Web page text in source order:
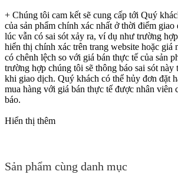
+ Chúng tôi cam kết sẽ cung cấp tới Quý
của sản phẩm chính xác nhất ở thời điểm
lúc vẫn có sai sót xảy ra, ví dụ như trường
hiển thị chính xác trên trang website hoặc giá
có chênh lệch so với giá bán thực tế của sản
trường hợp chúng tôi sẽ thông báo sai sót
khi giao dịch. Quý khách có thể hủy đơn đặt
mua hàng với giá bán thực tế được nhân viên
báo.
Hiển thị thêm
Sản phẩm cùng danh mục